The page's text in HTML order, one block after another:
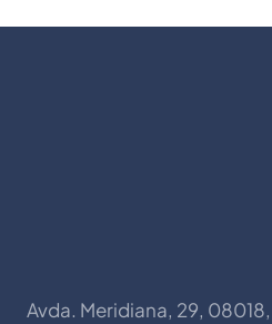
Avda. Meridiana, 29,